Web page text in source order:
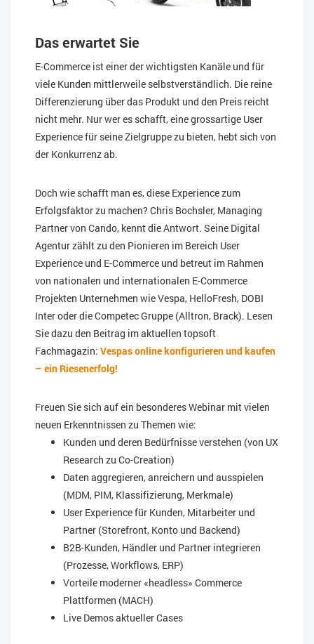
Das erwartet Sie
E-Commerce ist einer der wichtigsten Kanäle und für
viele Kunden mittlerweile selbstverständlich. Die reine
Differenzierung über das Produkt und den Preis reicht
nicht mehr. Nur wer es schafft, eine grossartige User
Experience für seine Zielgruppe zu bieten, hebt sich von
der Konkurrenz ab.
Doch wie schafft man es, diese Experience zum
Erfolgsfaktor zu machen? Chris Bochsler, Managing
Partner von Cando, kennt die Antwort. Seine Digital
Agentur zählt zu den Pionieren im Bereich User
Experience und E-Commerce und betreut im Rahmen
von nationalen und internationalen E-Commerce
Projekten Unternehmen wie Vespa, HelloFresh, DOBI
Inter oder die Competec Gruppe (Alltron, Brack). Lesen
Sie dazu den Beitrag im aktuellen topsoft
Fachmagazin: Vespas online konfigurieren und kaufen
– ein Riesenerfolg!
Freuen Sie sich auf ein besonderes Webinar mit vielen
neuen Erkenntnissen zu Themen wie:
Kunden und deren Bedürfnisse verstehen (von UX
Research zu Co-Creation)
Daten aggregieren, anreichern und ausspielen
(MDM, PIM, Klassifizierung, Merkmale)
User Experience für Kunden, Mitarbeiter und
Partner (Storefront, Konto und Backend)
B2B-Kunden, Händler und Partner integrieren
(Prozesse, Workflows, ERP)
Vorteile moderner «headless» Commerce
Plattformen (MACH)
Live Demos aktueller Cases